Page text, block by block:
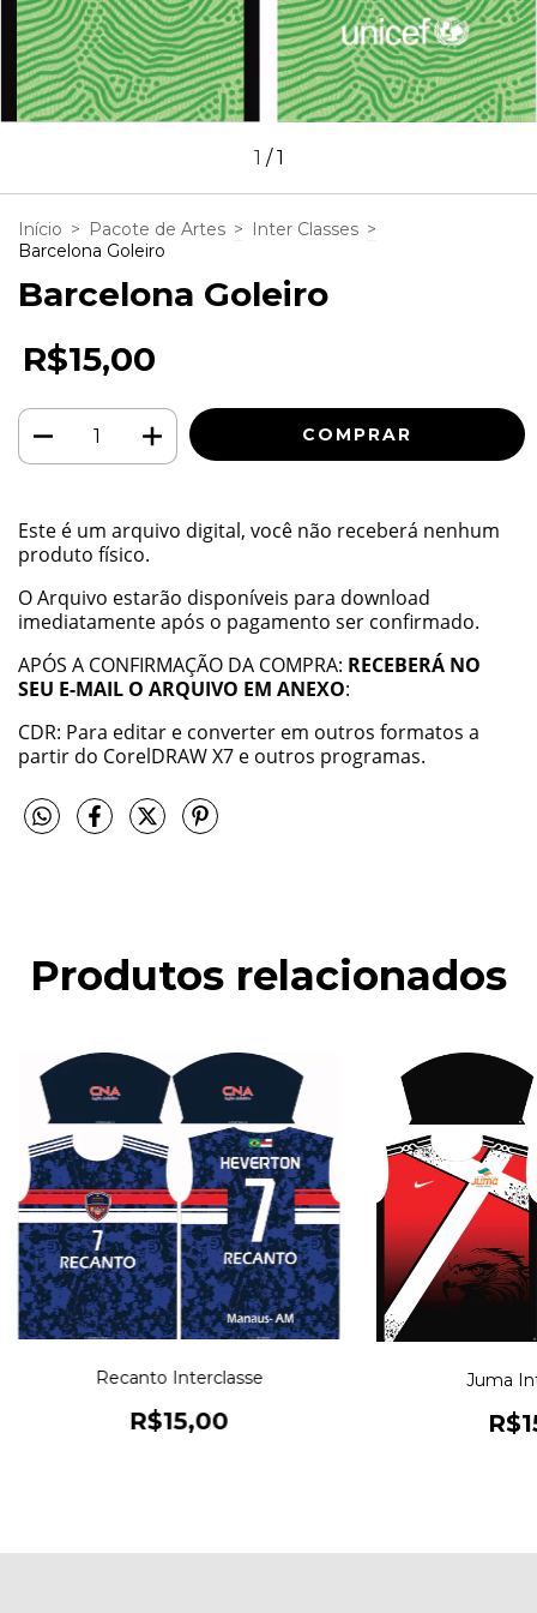
1 /1
Início > Pacote de Artes > Inter Classes >
Barcelona Goleiro
Barcelona Goleiro
R$15,00
Este é um arquivo digital, você não receberá nenhum
produto físico.
O Arquivo estarão disponíveis para download
imediatamente após o pagamento ser confirmado.
APÓS A CONFIRMAÇÃO DA COMPRA: RECEBERÁ NO
SEU E-MAIL O ARQUIVO EM ANEXO:
CDR: Para editar e converter em outros formatos a
partir do CorelDRAW X7 e outros programas.
Produtos relacionados
Recanto Interclasse
R$15,00
Juma